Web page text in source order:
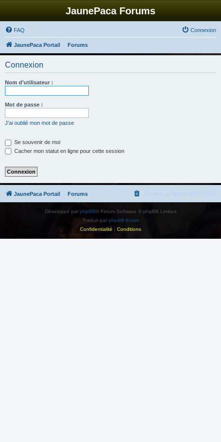
JaunePaca Forums
FAQ Connexion
JaunePaca Portail Forums
Connexion
Nom d’utilisateur :
Mot de passe :
J’ai oublié mon mot de passe
Se souvenir de moi
Cacher mon statut en ligne pour cette session
JaunePaca Portail Forums UTC+02:00
Développé par phpBB® Forum Software © phpBB Limited
Traduit par phpBB-fr.com
Confidentialité | Conditions